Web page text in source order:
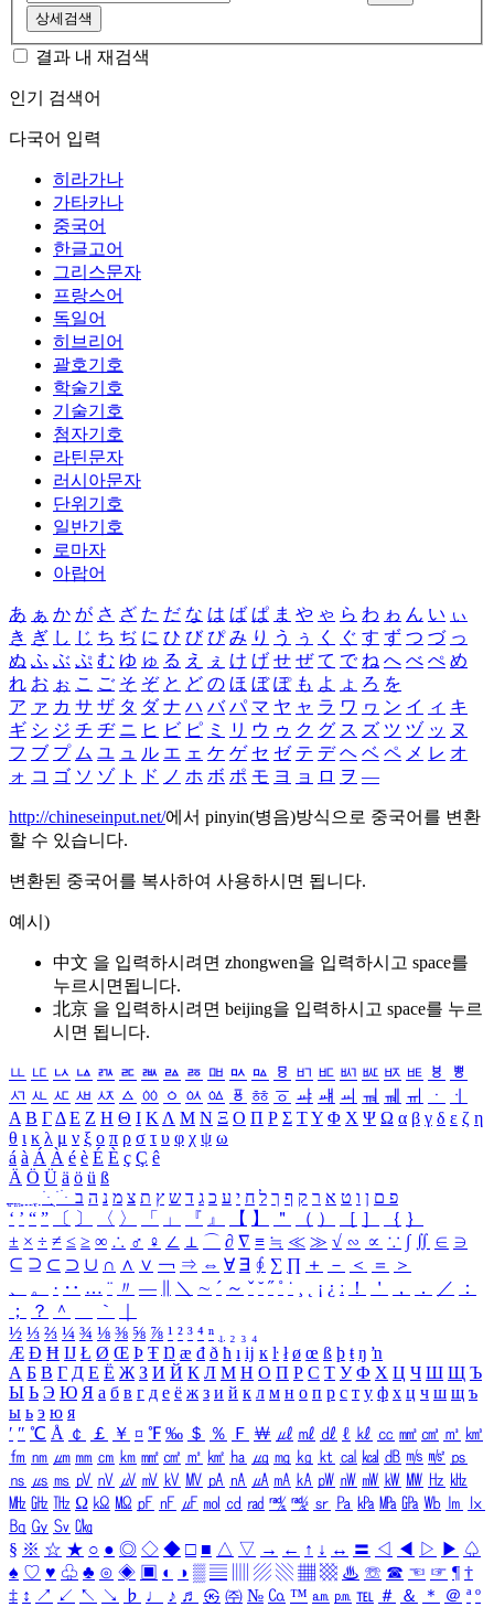
상세검색
결과 내 재검색
인기 검색어
다국어 입력
히라가나
가타카나
중국어
한글고어
그리스문자
프랑스어
독일어
히브리어
괄호기호
학술기호
기술기호
첨자기호
라틴문자
러시아문자
단위기호
일반기호
로마자
아랍어
あ ぁ か が さ ざ た だ な は ば ぱ ま や ゃ ら わ ゎ ん い ぃ
き ぎ し じ ち ぢ に ひ び ぴ み り う ぅ く ぐ す ず つ づ っ
ぬ ふ ぶ ぷ む ゆ ゅ る え ぇ け げ せ ぜ て で ね へ べ ぺ め
れ お ぉ こ ご そ ぞ と ど の ほ ぼ ぽ も よ ょ ろ を
ア ァ カ サ ザ タ ダ ナ ハ バ パ マ ヤ ャ ラ ワ ヮ ン イ ィ キ
ギ シ ジ チ ヂ ニ ヒ ビ ピ ミ リ ウ ゥ ク グ ス ズ ツ ヅ ッ ヌ
フ ブ プ ム ユ ュ ル エ ェ ケ ゲ セ ゼ テ デ ヘ ベ ペ メ レ オ
ォ コ ゴ ソ ゾ ト ド ノ ホ ボ ポ モ ヨ ョ ロ ヲ ―
http://chineseinput.net/에서 pinyin(병음)방식으로 중국어를 변환
할 수 있습니다.
변환된 중국어를 복사하여 사용하시면 됩니다.
예시)
中文 을 입력하시려면 zhongwen을 입력하시고 space를
누르시면됩니다.
北京 을 입력하시려면 beijing을 입력하시고 space를 누르
시면 됩니다.
ㅥ ㅦ ㅧ ㅨ ㅩ ㅪ ㅫ ㅬ ㅭ ㅮ ㅯ ㅰ ㅱ ㅲ ㅳ ㅴ ㅵ ㅶ ㅷ ㅸ
ㅹ
ㅺ ㅻ ㅼ ㅽ ㅾ ㅿ ㆀ ㆁ ㆂ ㆃ ㆄ ㆅ ㆆ ㆇ ㆈ ㆉ ㆊ ㆋ ㆌ ㆍ
ㆎ
Α Β ΓΔ Ε Ζ Η Θ Ι ΚΛ Μ Ν Ξ Ο Π Ρ Σ ΤΥ Φ Χ Ψ Ω α β γ δ ε ζ η
θ ι κ λ μ ν ξ ο π ρ σ τ υ φ χ ψ ω
á à Á À é è É È ç Ç ê
Ä Ö Ü ä ö ü ß
ִֶֹ ֻּ ׁׂ פ ם ן ו ט א ר ק ף ך ל ח י ע כ ג ד ש ץ ת צ מ נ ה ב
‘ ’ “ ” 〔 〕 〈 〉 「 」 『 』 【 】 ＂ （ ） ［ ］ ｛ ｝
± × ÷ ≠ ≤ ≥ ∞ ∴ ♂ ♀ ∠ ⊥ ⌒ ∂ ∇ ≡ ≒ ≪ ≫ √ ∽ ∝ ∵ ∫ ∬ ∈ ∋
⊆ ⊇ ⊂ ⊃ ∪ ∩ ∧ ∨ ￢ ⇒ ⇔ ∀ ∃ ∮ ∑ ∏ ＋ － ＜ ＝
＞
、
。 · ‥ … ¨ 〃 ― ＼ ∼ ´ ～ ˇ ˘ ˝ ˚ ˙ ¸ ¡ ¿ ː ！ ＇ ， ． ／
：
；
？ ＾ ｀
½ ⅓ ⅔ ¼ ¾ ⅛ ⅜ ⅝ ⅞ ¹ ² ³ ⁴ ⁿ ₁ ₂ ₃ ₄
Æ Ð Ħ Ĳ Ł Ø Œ Þ Ŧ Ŋ æ đ ð ħ ı ĳ ĸ ŀ ł ø œ ß þ ŧ ŋ ŉ
А Б В Г Д Е Ё Ж З И Й К Л М Н О П Р С Т У Ф Х Ц Ч Ш Щ Ъ
Ы Ь Э Ю Я а б в г д е ё ж з и й к л м н о п р с т у ф х ц ч ш щ ъ
ы ь э ю я
′ ″ ℃ Å ￠ ￡ ￥ ¤ ℉ ‰ ＄ ％ Ｆ ￦ ㎕ ㎖ ㎗ ℓ ㎘ ㏄ ㎣ ㎤ ㎥ ㎦
㎙ ㎚ ㎛ ㎜ ㎝ ㎞ ㎟ ㎠ ㎡ ㎢ ㏊ ㎍ ㎎ ㎏ ㏏ ㎈ ㎉ ㏈ ㎧ ㎨ ㎰
㎱ ㎲ ㎳ ㎴ ㎵ ㎶ ㎷ ㎸ ㎹ ㎀ ㎁ ㎂ ㎃ ㎄ ㎺ ㎻ ㎽ ㎾ ㎿ ㎐ ㎑
㎒ ㎓ ㎔ Ω ㏀ ㏁ ㎊ ㎋ ㎌ ㏖ ㏅ ㎭ ㎮ ㎯ ㏛ ㎩ ㎪ ㎫ ㎬ ㏝ ㏐
㏓
㏃ ㏉ ㏜ ㏆
§ ※ ☆ ★ ○ ● ◎ ◇ ◆ □ ■ △ ▽ → ← ↑ ↓ ↔ 〓 ◁ ◀ ▷ ▶ ♤
♠ ♡ ♥ ♧ ♣ ⊙ ◈ ▣ ◐ ◑ ▒ ▤ ▨ ▧ ▦ ▩ ♨ ☏ ☎ ☜ ☞ ¶ †
‡ ↕ ↗ ↙ ↖ ↘ ♭ ♩ ♪ ♬ ㉿ ㈜ № ㏇ ™ ㏂ ㏘ ℡ ＃ ＆ ＊ ＠ ª º